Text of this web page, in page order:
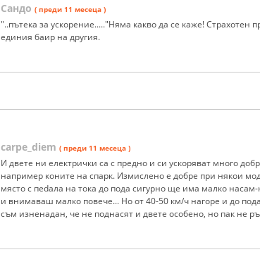
Сандо ( преди 11 месеца )
"..пътека за ускорение....."Няма какво да се каже!
единия баир на другия.
carpe_diem ( преди 11 месеца )
И двете ни електрички са с предно и си ускоряват много
например коните на спарк. Измислено е добре при някои
място с пedaлa на тока до пода сигурно ще има малко
и внимаваш малко повече... Но от 40-50 км/ч нагоре и до
съм изненадан, че не поднасят и двете особено, но пак не